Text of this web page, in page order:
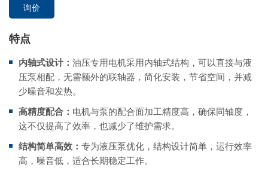
询价
特点
内轴式设计： 油压专用电机采用内轴式结构，可以直接与液
压泵相配，无需额外的联轴器，简化安装，节省空间，并减
少噪音和发热。
高精度配合： 电机与泵的配合面加工精度高，确保同轴度，
这不仅提高了效率，也减少了维护需求。
结构简单高效： 专为液压泵优化，结构设计简单，运行效率
高，噪音低，适合长期稳定工作。